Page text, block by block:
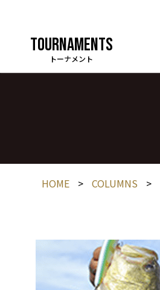
TOURNAMENTS
トーナメント
HOME > COLUMNS >